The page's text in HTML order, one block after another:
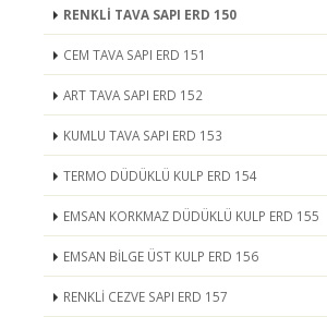
RENKLİ TAVA SAPI ERD 150
CEM TAVA SAPI ERD 151
ART TAVA SAPI ERD 152
KUMLU TAVA SAPI ERD 153
TERMO DÜDÜKLÜ KULP ERD 154
EMSAN KORKMAZ DÜDÜKLÜ KULP ERD 155
EMSAN BİLGE ÜST KULP ERD 156
RENKLİ CEZVE SAPI ERD 157